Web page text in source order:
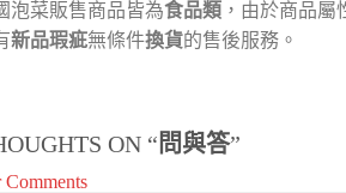
泡菜販售商品皆為食品類 ，由於商品屬
新品瑕疵無條件換貨的售後服務。
ON “ 問與答”